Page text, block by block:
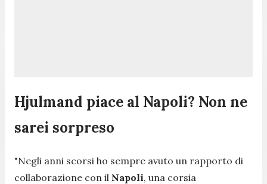
Hjulmand piace al Napoli? Non ne
sarei sorpreso
"Negli anni scorsi ho sempre avuto un rapporto di
collaborazione con il Napoli, una corsia